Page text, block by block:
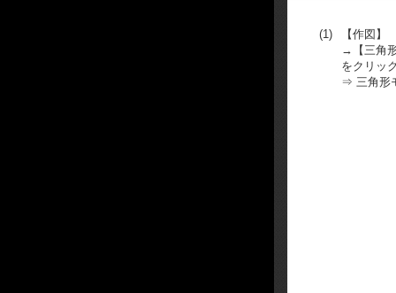
(1)
【作図】
→【三角
をクリッ
⇒ 三角形